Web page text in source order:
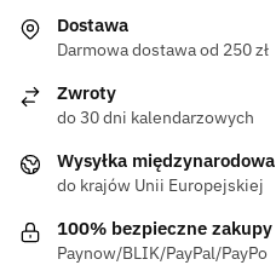
Dostawa
Darmowa dostawa od 250 zł
Zwroty
do 30 dni kalendarzowych
Wysyłka międzynarodowa
do krajów Unii Europejskiej
100% bezpieczne zakupy
Paynow/BLIK/PayPal/PayPo